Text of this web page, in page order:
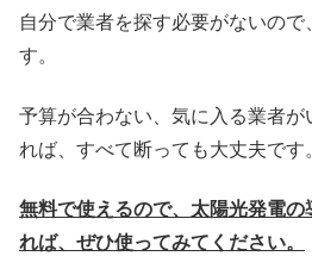
自分で業者を探す必要がないので
す。
予算が合わない、気に入る業者
れば、すべて断っても大丈夫です
無料で使えるので、太陽光発電
れば、ぜひ使ってみてください。